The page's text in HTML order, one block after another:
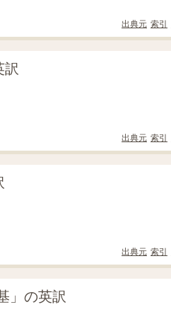
出典元 索引
訳
出典元 索引
出典元 索引
」の英訳